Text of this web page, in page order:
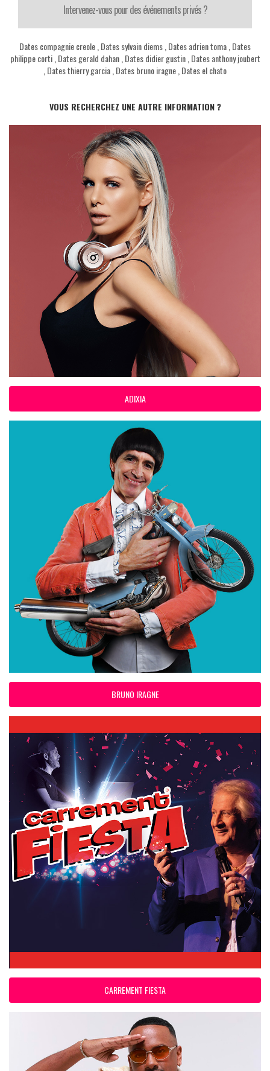
Intervenez-vous pour des événements privés ?
Dates compagnie creole Dates sylvain diems Dates adrien toma Dates
philippe corti, Dates gerald dahan, Dates didier gustin, Dates anthony joubert
Dates thierry garcia Dates bruno iragne Dates el chato
VOUS RECHERCHEZ UNE AUTRE INFORMATION ?
ADIXIA
BRUNO IRAGNE
CARREMENT FIESTA